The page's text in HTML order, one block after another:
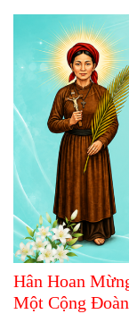
Hân Hoan
Một Cộng